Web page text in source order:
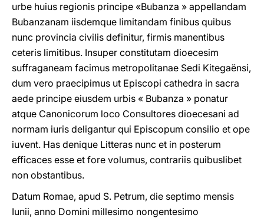
urbe huius regionis principe «Bubanza » appellandam
Bubanzanam iisdemque limitandam finibus quibus
nunc provincia civilis definitur, firmis manentibus
ceteris limitibus. Insuper constitutam dioecesim
suffraganeam facimus metropolitanae Sedi Kitegaënsi,
dum vero praecipimus ut Episcopi cathedra in sacra
aede principe eiusdem urbis « Bubanza » ponatur
atque Canonicorum loco Consultores dioecesani ad
normam iuris deligantur qui Episcopum consilio et ope
iuvent. Has denique Litteras nunc et in posterum
efficaces esse et fore volumus, contrariis quibuslibet
non obstantibus.
Datum Romae, apud S. Petrum, die septimo mensis
Iunii, anno Domini millesimo nongentesimo